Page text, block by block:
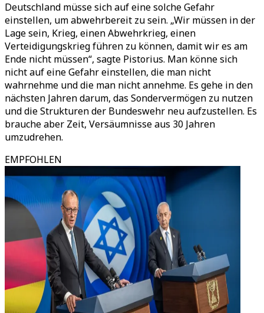
Deutschland müsse sich auf eine solche Gefahr
einstellen, um abwehrbereit zu sein. „Wir müssen in der
Lage sein, Krieg, einen Abwehrkrieg, einen
Verteidigungskrieg führen zu können, damit wir es am
Ende nicht müssen“, sagte Pistorius. Man könne sich
nicht auf eine Gefahr einstellen, die man nicht
wahrnehme und die man nicht annehme. Es gehe in den
nächsten Jahren darum, das Sondervermögen zu nutzen
und die Strukturen der Bundeswehr neu aufzustellen. Es
brauche aber Zeit, Versäumnisse aus 30 Jahren
umzudrehen.
EMPFOHLEN